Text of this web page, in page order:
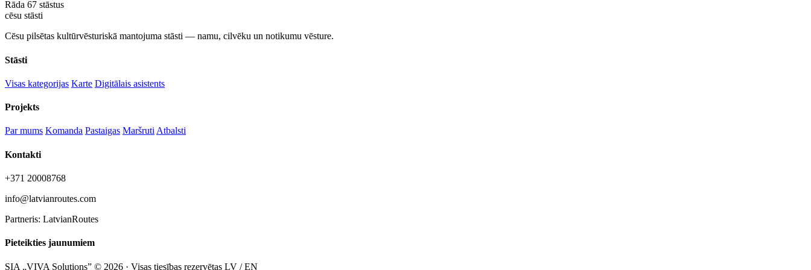
Rāda 67 stāstus
cēsu stāsti
Cēsu pilsētas kultūrvēsturiskā mantojuma stāsti — namu, cilvēku un notikumu vēsture.
Stāsti
Visas kategorijas Karte Digitālais asistents
Projekts
Par mums Komanda Pastaigas MaršrutiAtbalsti
Kontakti
+371 20008768
info@latvianroutes.com
Partneris: LatvianRoutes
Pieteikties jaunumiem
SIA „VIVA Solutions” © 2026 · Visas tiesības rezervētas LV / EN